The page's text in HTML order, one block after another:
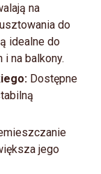
na
do
idealne do
na balkony.
Dostępne
jego